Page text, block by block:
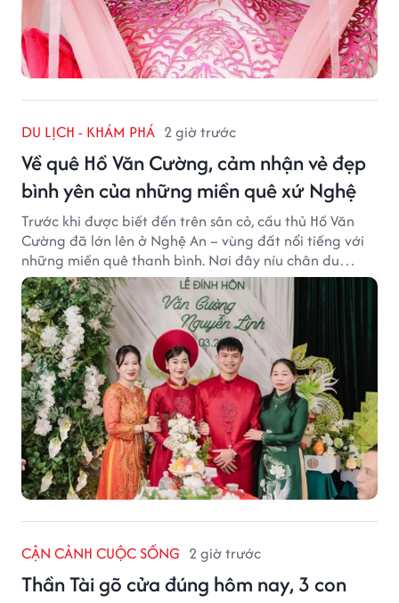
DU LỊCH - KHÁM PHÁ 2 giờ trước
Về quê Hồ Văn Cường, cảm nhận vẻ đẹp
bình yên của những miền quê xứ Nghệ
Trước khi được biết đến trên sân cỏ, cầu thủ Hồ Văn
Cường đã lớn lên ở Nghệ An – vùng đất nổi tiếng với
những miền quê thanh bình. Nơi đây níu chân du
khách bằng cánh đồng xanh, làng quê yên ả và nhịp
sống chậm đầy bình yên.
CẬN CẢNH CUỘC SỐNG 2 giờ trước
Thần Tài gõ cửa đúng hôm nay, 3 con